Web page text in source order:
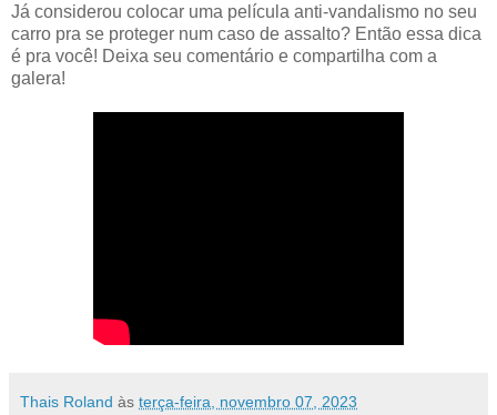
Já considerou colocar uma película anti-vandalismo no seu
carro pra se proteger num caso de assalto? Então essa dica
é pra você! Deixa seu comentário e compartilha com a
galera!
Thais Roland às terça-feira, novembro 07, 2023